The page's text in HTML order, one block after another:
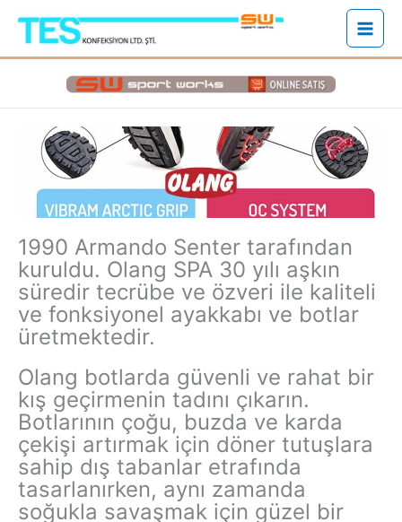
1990 Armando Senter tarafından
kuruldu. Olang SPA 30 yılı aşkın
süredir tecrübe ve özveri ile kaliteli
ve fonksiyonel ayakkabı ve botlar
üretmektedir.
Olang botlarda güvenli ve rahat bir
kış geçirmenin tadını çıkarın.
Botlarının çoğu, buzda ve karda
çekişi artırmak için döner tutuşlara
sahip dış tabanlar etrafında
tasarlanırken, aynı zamanda
soğukla savaşmak için güzel bir